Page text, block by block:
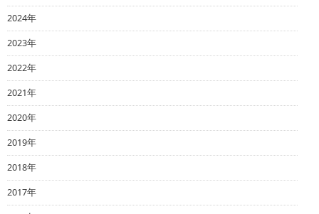
2024年
2023年
2022年
2021年
2020年
2019年
2018年
2017年